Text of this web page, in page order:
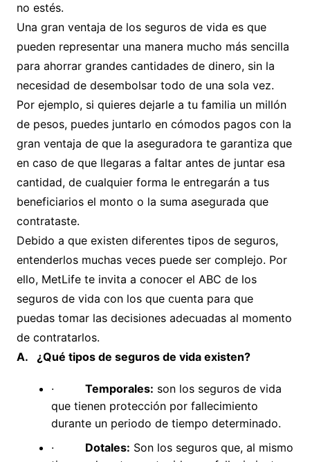
no estés.
Una gran ventaja de los seguros de vida es que
pueden representar una manera mucho más sencilla
para ahorrar grandes cantidades de dinero, sin la
necesidad de desembolsar todo de una sola vez.
Por ejemplo, si quieres dejarle a tu familia un millón
de pesos, puedes juntarlo en cómodos pagos con la
gran ventaja de que la aseguradora te garantiza que
en caso de que llegaras a faltar antes de juntar esa
cantidad, de cualquier forma le entregarán a tus
beneficiarios el monto o la suma asegurada que
contrataste.
Debido a que existen diferentes tipos de seguros,
entenderlos muchas veces puede ser complejo. Por
ello, MetLife te invita a conocer el ABC de los
seguros de vida con los que cuenta para que
puedas tomar las decisiones adecuadas al momento
de contratarlos.
A. ¿Qué tipos de seguros de vida existen?
· Temporales: son los seguros de vida
que tienen protección por fallecimiento
durante un periodo de tiempo determinado.
· Dotales: Son los seguros que, al mismo